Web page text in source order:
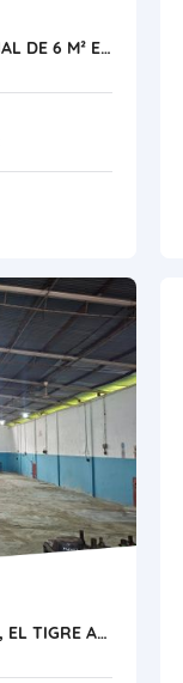
ALQUILER DE MINI LOCAL COMERCIAL DE 6 M² EN AV ALIANZA VE24-022AA-LLIN
GALPON INDUSTRIAL EN ALQUILER, EL TIGRE AL53-0054-NBOL-DVTRI